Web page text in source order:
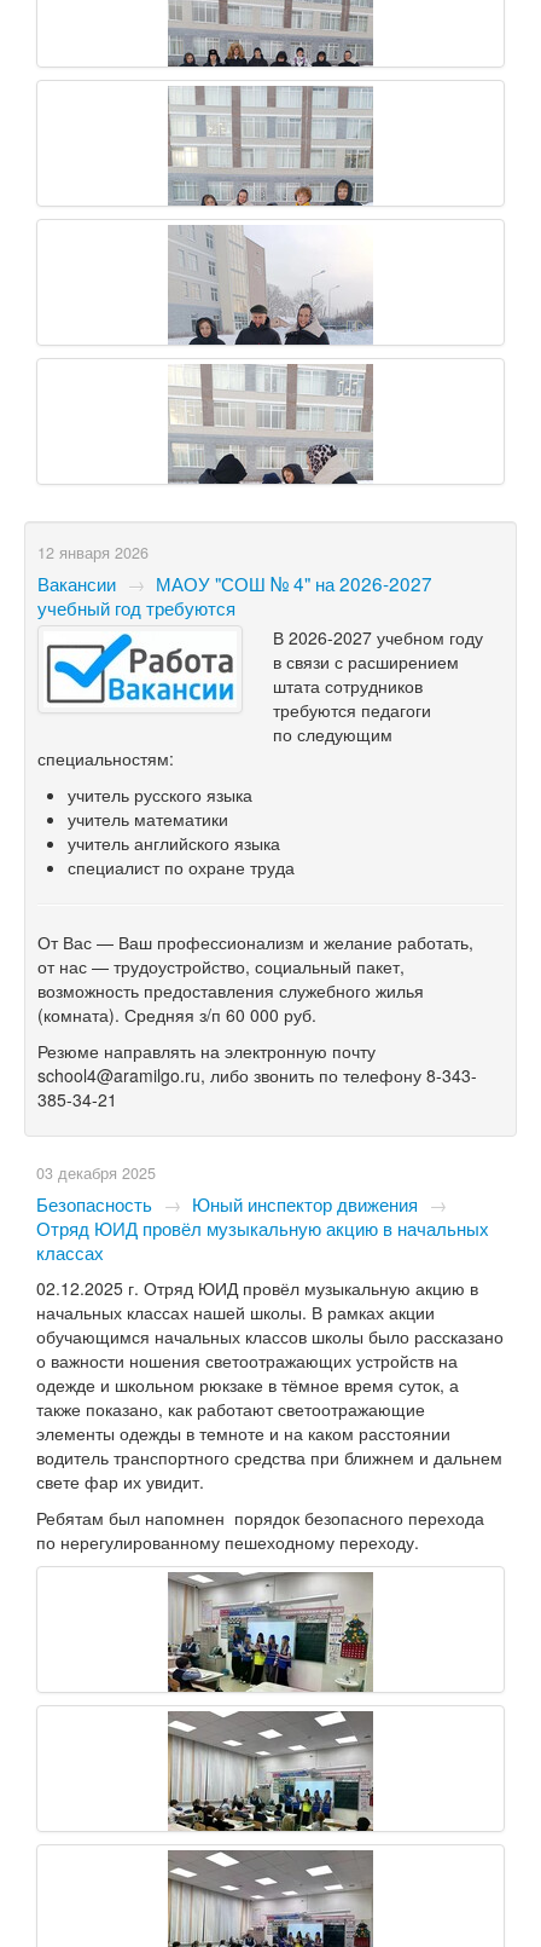
12 января 2026
Вакансии → МАОУ "СОШ № 4" на 2026-2027
учебный год требуются
В 2026-2027 учебном году
в связи с расширением
штата сотрудников
требуются педагоги
по следующим
специальностям:
учитель русского языка
учитель математики
учитель английского языка
специалист по охране труда
От Вас — Ваш профессионализм и желание работать,
от нас — трудоустройство, социальный пакет,
возможность предоставления служебного жилья
(комната). Средняя з/п 60 000 руб.
Резюме направлять на электронную почту
school4@aramilgo.ru, либо звонить по телефону 8-343-
385-34-21
03 декабря 2025
Безопасность → Юный инспектор движения →
Отряд ЮИД провёл музыкальную акцию в начальных
классах
02.12.2025 г. Отряд ЮИД провёл музыкальную акцию в
начальных классах нашей школы. В рамках акции
обучающимся начальных классов школы было рассказано
о важности ношения светоотражающих устройств на
одежде и школьном рюкзаке в тёмное время суток, а
также показано, как работают светоотражающие
элементы одежды в темноте и на каком расстоянии
водитель транспортного средства при ближнем и дальнем
свете фар их увидит.
Ребятам был напомнен порядок безопасного перехода
по нерегулированному пешеходному переходу.